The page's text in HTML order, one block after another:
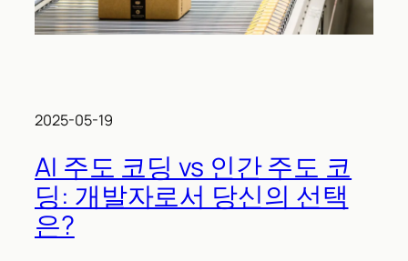
2025-05-19
AI 주도 코딩 vs 인간 주도 코
딩: 개발자로서 당신의 선택
은?